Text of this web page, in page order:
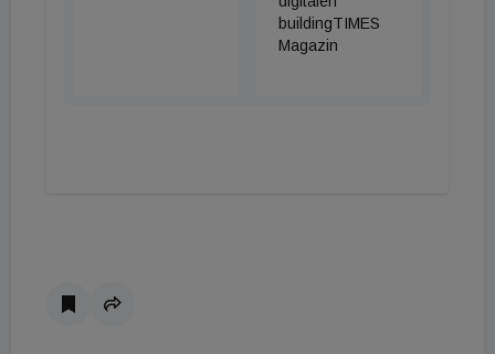
buildingTIMES
Magazin